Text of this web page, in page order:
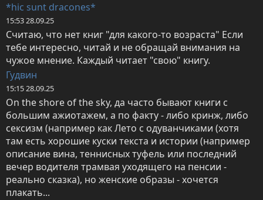
*hic sunt dracones*
15:53 28.09.25
Считаю, что нет книг "для какого-то возраста" Если
тебе интересно, читай и не обращай внимания на
чужое мнение. Каждый читает "свою" книгу.
Гудвин
15:15 28.09.25
On the shore of the sky, да часто бывают книги с
большим ажиотажем, а по факту - либо кринж, либо
сексизм (например как Лето с одуванчиками (хотя
там есть хорошие куски текста и истории (например
описание вина, теннисных туфель или последний
вечер водителя трамвая уходящего на пенсии -
реально сказка), но женские образы - хочется
плакать...